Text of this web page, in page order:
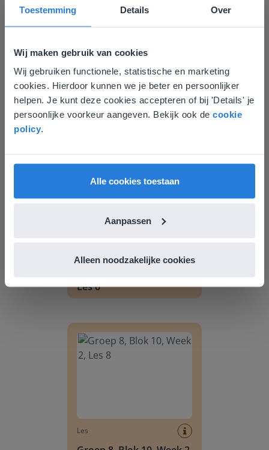
Toestemming Details Over
Wij maken gebruik van cookies
Wij gebruiken functionele, statistische en marketing
cookies. Hierdoor kunnen we je beter en persoonlijker
helpen. Je kunt deze cookies accepteren of bij 'Details' je
persoonlijke voorkeur aangeven. Bekijk ook de cookie
policy.
Alle cookies toestaan
Aanpassen
Alleen noodzakelijke cookies
Les
Groep 8, Blok 9, Week 3,
Les 11
Les 6
Les
Deze website komt niet
overeen met je locatie
Gezien je locatie, denken we dat je misschien
liever naar de website voor English gaat. Hier
English
Nederland